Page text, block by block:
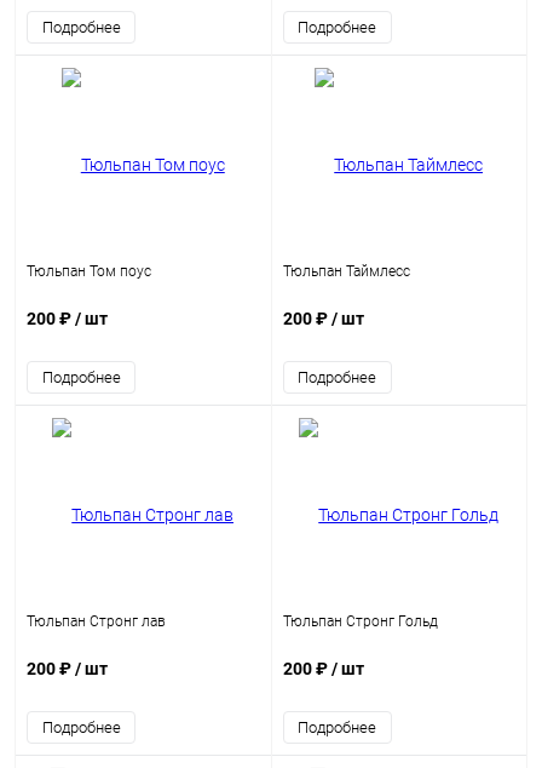
Подробнее Подробнее
Тюльпан Том поус
200 ₽/ шт
Подробнее
Тюльпан Таймлесс
200 ₽/ шт
Подробнее
Тюльпан Стронг лав
200 ₽/ шт
Подробнее
Тюльпан Стронг Гольд
200 ₽/ шт
Подробнее